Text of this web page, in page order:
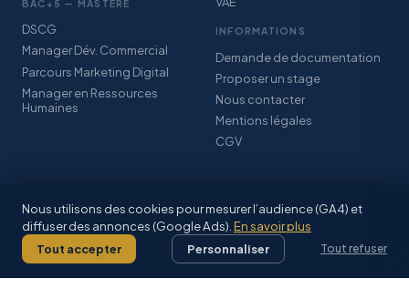
BAC+5 — MASTÈRE
DSCG
Manager Dév. Commercial
Parcours Marketing Digital
Manager en Ressources
Humaines
INFORMATIONS
Demande de documentation
Proposer un stage
Nous contacter
Mentions légales
CGV
© 2026 IFCE SARL · Association StudyPlus · Certification Qualiopi · CFA
Grand-Est Alsace
Mentions légales
Facebook·Inscriptions 2026–2027
Nous utilisons des cookies pour mesurer l’audience (GA4) et
diffuser des annonces (Google Ads). En savoir plus
Tout accepter Personnaliser Tout refuser